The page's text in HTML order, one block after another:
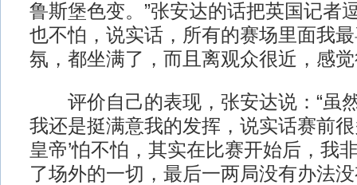
鲁斯堡色变。”张安达的话把英国记者
也不怕，说实话，所有的赛场里面我
氛，都坐满了，而且离观众很近，感觉
评价自己的表现，张安达说：“虽
我还是挺满意我的发挥，说实话赛前
皇帝’怕不怕，其实在比赛开始后，我
了场外的一切，最后一两局没有办法